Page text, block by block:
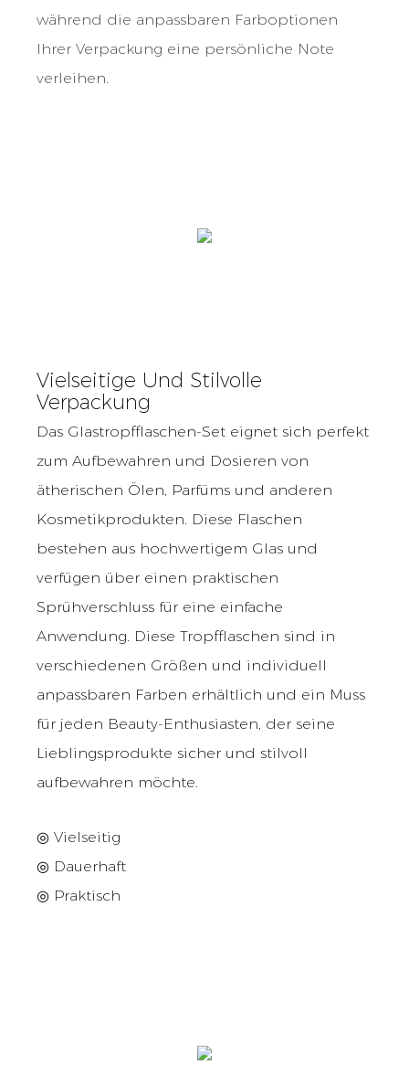
während die anpassbaren Farboptionen
Ihrer Verpackung eine persönliche Note
verleihen.
Vielseitige Und Stilvolle
Verpackung
Das Glastropfflaschen-Set eignet sich perfekt
zum Aufbewahren und Dosieren von
ätherischen Ölen, Parfüms und anderen
Kosmetikprodukten. Diese Flaschen
bestehen aus hochwertigem Glas und
verfügen über einen praktischen
Sprühverschluss für eine einfache
Anwendung. Diese Tropfflaschen sind in
verschiedenen Größen und individuell
anpassbaren Farben erhältlich und ein Muss
für jeden Beauty-Enthusiasten, der seine
Lieblingsprodukte sicher und stilvoll
aufbewahren möchte.
◎ Vielseitig
◎ Dauerhaft
◎ Praktisch